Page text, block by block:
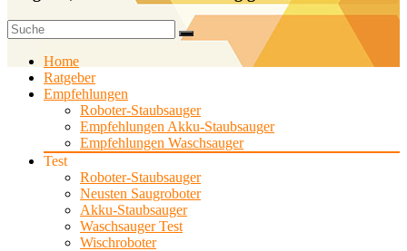
Home
Ratgeber
Empfehlungen
Roboter-Staubsauger
Empfehlungen Akku-Staubsauger
Empfehlungen Waschsauger
Test
Roboter-Staubsauger
Neusten Saugroboter
Akku-Staubsauger
Waschsauger Test
Wischroboter